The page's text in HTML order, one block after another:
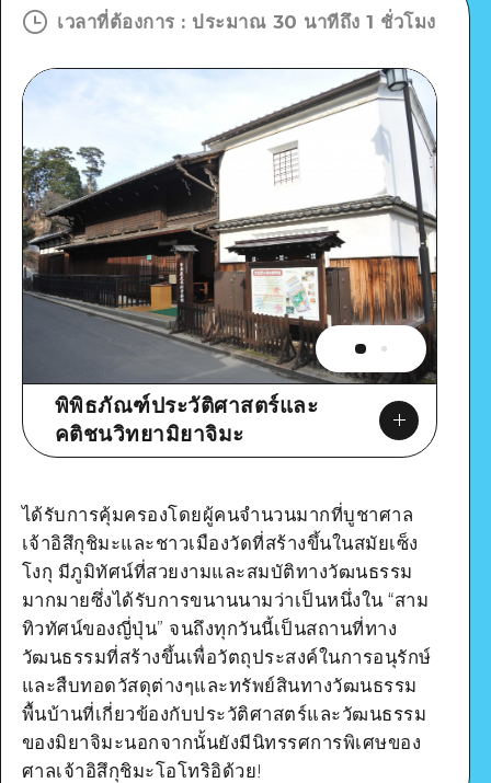
เวลาที่ต้องการ : ประมาณ 30 นาทีถึง 1 ชั่วโมง
พิพิธภัณฑ์ประวัติศาสตร์และ
คติชนวิทยามิยาจิมะ
Google Maps
ดูรายละเอียด
ได้รับการคุ้มครองโดยผู้คนจำนวนมากที่บูชาศาล
เจ้าอิสึกุชิมะและชาวเมืองวัดที่สร้างขึ้นในสมัยเซ็ง
โงกุ มีภูมิทัศน์ที่สวยงามและสมบัติทางวัฒนธรรม
มากมายซึ่งได้รับการขนานนามว่าเป็นหนึ่งใน “สาม
ทิวทัศน์ของญี่ปุ่น” จนถึงทุกวันนี้เป็นสถานที่ทาง
วัฒนธรรมที่สร้างขึ้นเพื่อวัตถุประสงค์ในการอนุรักษ์
และสืบทอดวัสดุต่างๆและทรัพย์สินทางวัฒนธรรม
พื้นบ้านที่เกี่ยวข้องกับประวัติศาสตร์และวัฒนธรรม
ของมิยาจิมะนอกจากนั้นยังมีนิทรรศการพิเศษของ
ศาลเจ้าอิสึกุชิมะโอโทริอิด้วย!